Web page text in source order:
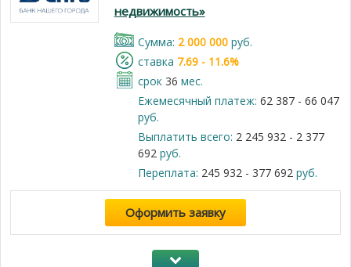
недвижимость»
Cумма: 2 000 000руб.
cтавка 7.69 - 11.6%
срок 36 мес.
Ежемесячный платеж: 62 387 - 66 047
руб.
Выплатить всего: 2 245 932 - 2 377
692руб.
Переплата: 245 932 - 377 692руб.
Оформить заявку